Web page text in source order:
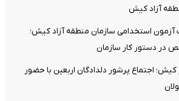
آزاد کیش
آزمون استخدامی سازمان منطقه آزاد کیش؛
در دستور کار سازمان
اجتماع پرشور دلدادگان اربعین با حضور